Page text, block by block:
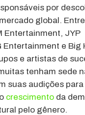
por
global.
Entertainment, JYP
Entertainment e Big
e artistas de
tenham sede
suas audições
crescimento da
pelo gênero.